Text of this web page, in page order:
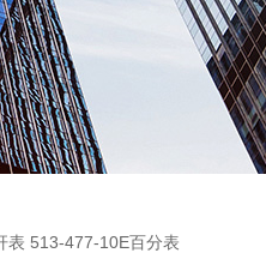
表 513-477-10E百分表